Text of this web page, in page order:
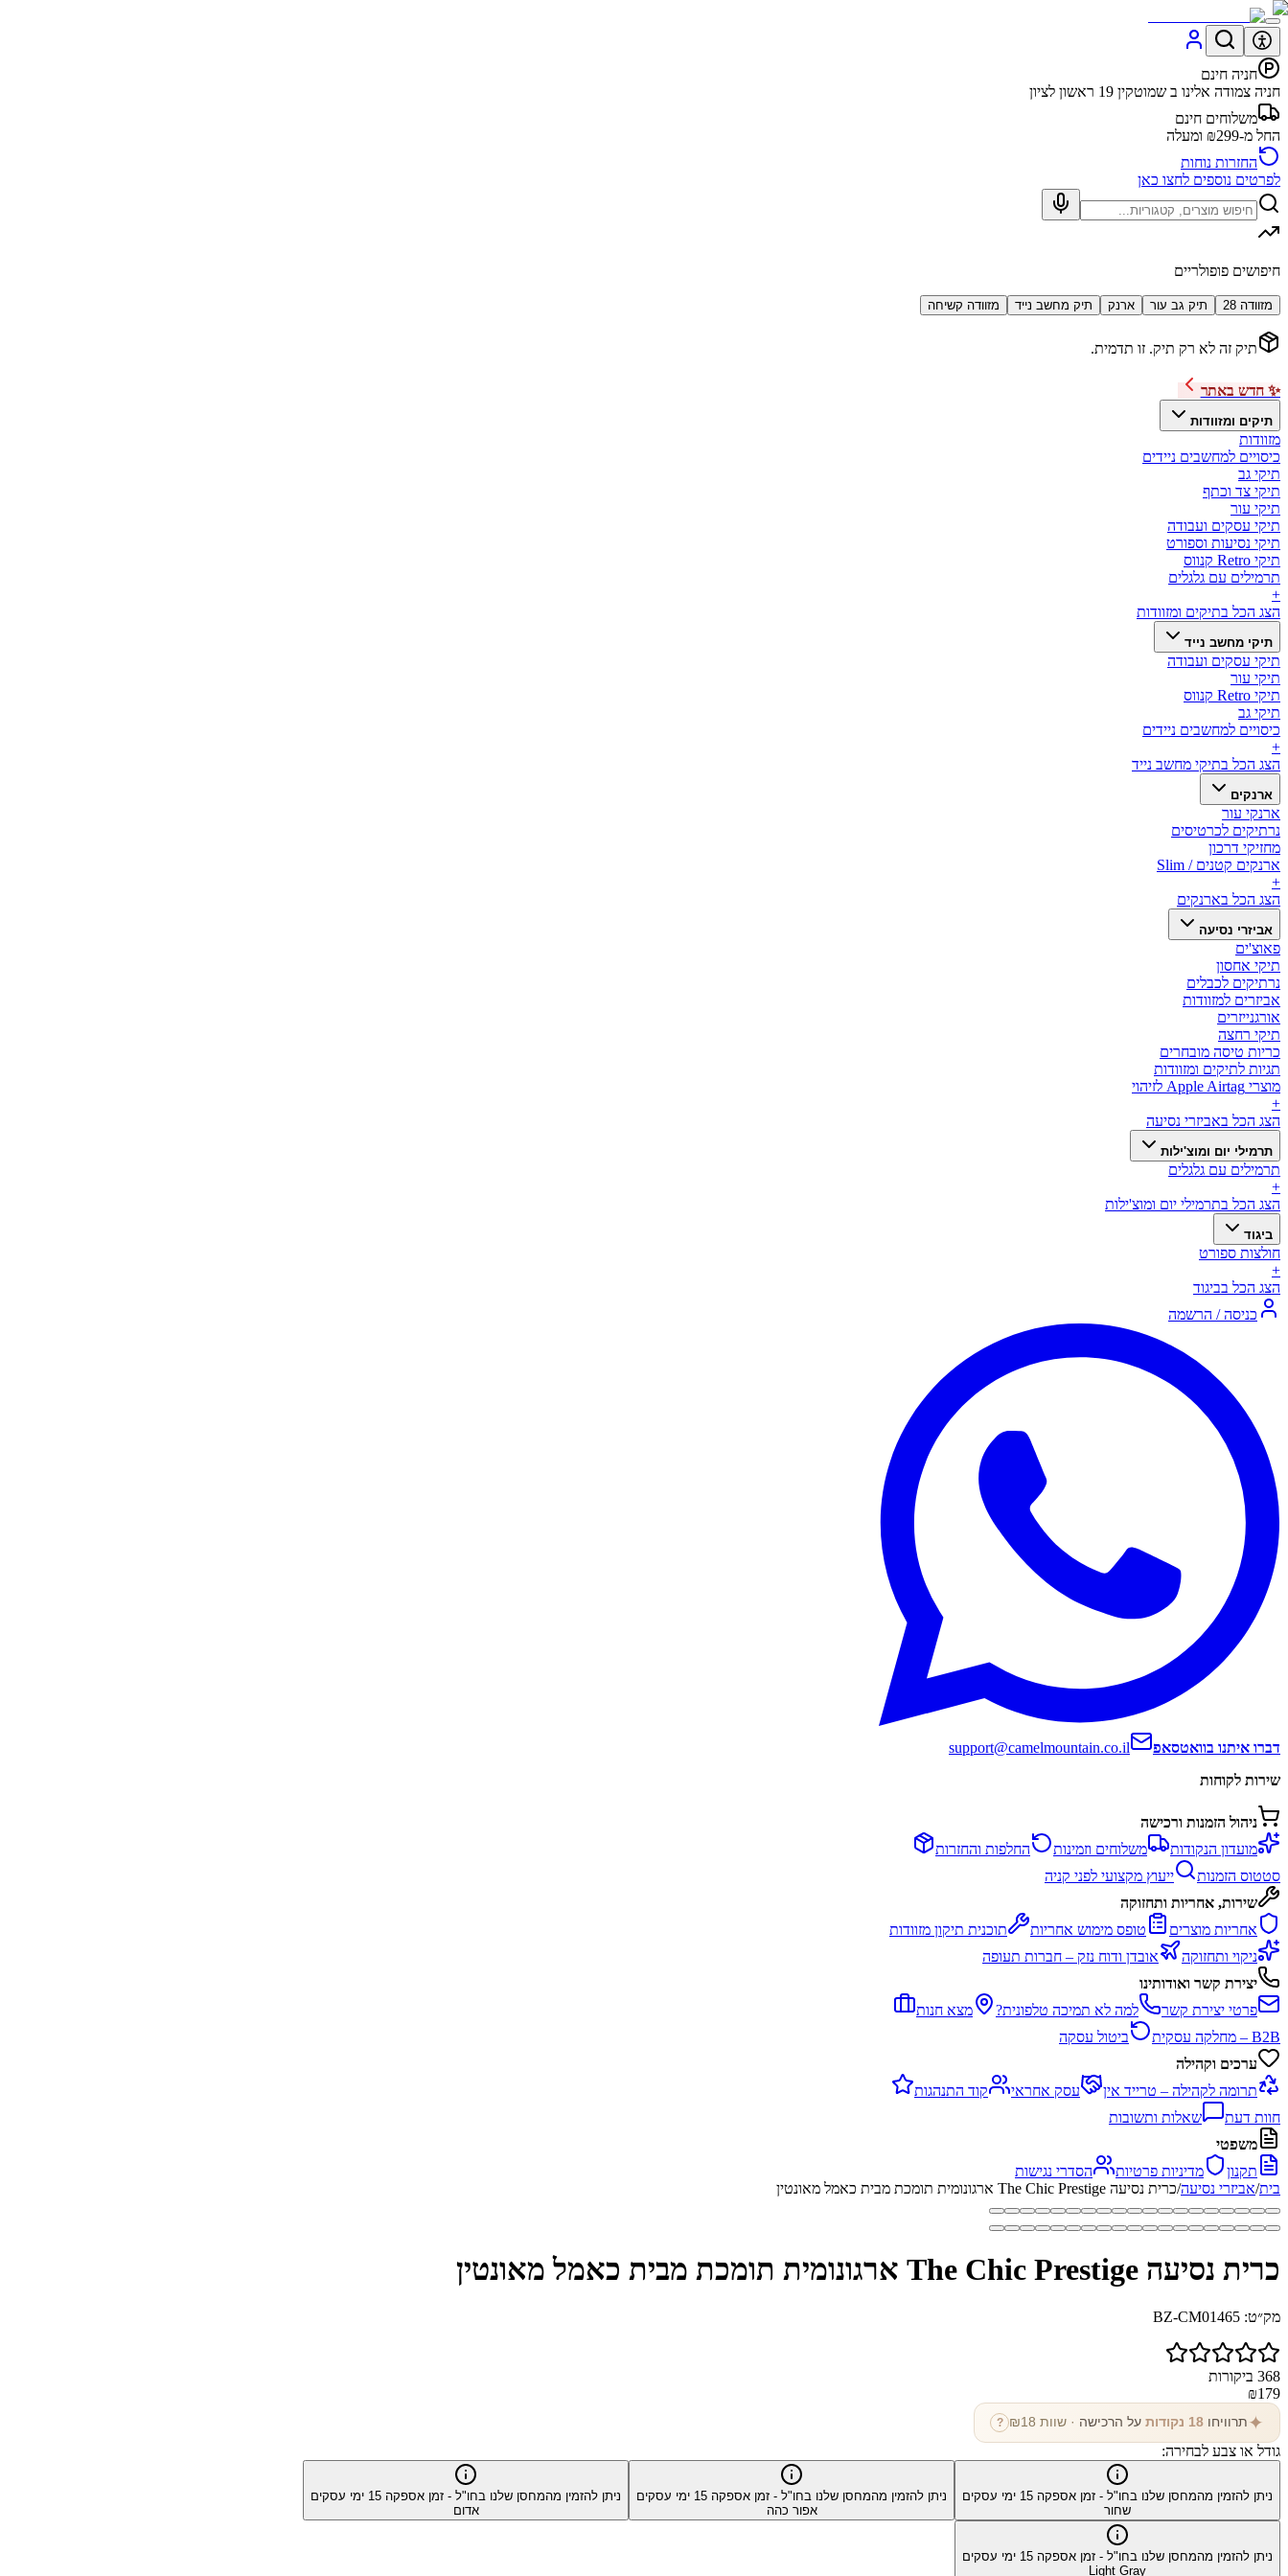
חניה חינם
חניה צמודה אלינו ב שמוטקין 19 ראשון לציון
משלוחים חינם
החל מ-₪299 ומעלה
החזרות נוחות
לפרטים נוספים לחצו כאן
חיפושים פופולריים
מזוודה 28 תיק גב עור ארנק תיק מחשב נייד מזוודה קשיחה
תיק זה לא רק תיק. זו תדמית.
✨ חדש באתר
תיקים ומזוודות
מזוודות
כיסויים למחשבים ניידים
תיקי גב
תיקי צד וכתף
תיקי עור
תיקי עסקים ועבודה
תיקי נסיעות וספורט
תיקי Retro קנווס
תרמילים עם גלגלים
+
הצג הכל בתיקים ומזוודות
תיקי מחשב נייד
תיקי עסקים ועבודה
תיקי עור
תיקי Retro קנווס
תיקי גב
כיסויים למחשבים ניידים
+
הצג הכל בתיקי מחשב נייד
ארנקים
ארנקי עור
נרתיקים לכרטיסים
מחזיקי דרכון
ארנקים קטנים / Slim
+
הצג הכל בארנקים
אביזרי נסיעה
פאוצ'ים
תיקי אחסון
נרתיקים לכבלים
אביזרים למזוודות
אורגנייזרים
תיקי רחצה
כריות טיסה מובחרים
תגיות לתיקים ומזוודות
מוצרי Apple Airtag לזיהוי
+
הצג הכל באביזרי נסיעה
תרמילי יום ומוצ'ילות
תרמילים עם גלגלים
+
הצג הכל בתרמילי יום ומוצ'ילות
ביגוד
חולצות ספורט
+
הצג הכל בביגוד
כניסה / הרשמה
דברו איתנו בוואטסאפ
support@camelmountain.co.il
שירות לקוחות
ניהול הזמנות ורכישה
מועדון הנקודות
משלוחים וזמינות
החלפות והחזרות
סטטוס הזמנות
ייעוץ מקצועי לפני קניה
שירות, אחריות ותחזוקה
אחריות מוצרים
טופס מימוש אחריות
תוכנית תיקון מזוודות
ניקוי ותחזוקה
אובדן ודוח נזק – חברות תעופה
יצירת קשר ואודותינו
פרטי יצירת קשר
למה לא תמיכה טלפונית?
מצא חנות
B2B – מחלקה עסקית
ביטול עסקה
ערכים וקהילה
תרומה לקהילה – טרייד אין
עסק אחראי
קוד התנהגות
חוות דעת
שאלות ותשובות
משפטי
תקנון
מדיניות פרטיות
הסדרי נגישות
בית/אביזרי נסיעה/כרית נסיעה The Chic Prestige ארגונומית תומכת מבית כאמל מאונטין
כרית נסיעה The Chic Prestige ארגונומית תומכת מבית כאמל מאונטין
מק״ט: BZ-CM01465
368 ביקורות
₪179
✦ תרוויחו 18 נקודות על הרכישה · שוות ₪ 18
?
גודל או צבע לבחירה:
ניתן להזמין מהמחסן שלנו בחו"ל - זמן אספקה 15 ימי עסקים
שחור
ניתן להזמין מהמחסן שלנו בחו"ל - זמן אספקה 15 ימי עסקים
אפור כהה
ניתן להזמין מהמחסן שלנו בחו"ל - זמן אספקה 15 ימי עסקים
אדום
ניתן להזמין מהמחסן שלנו בחו"ל - זמן אספקה 15 ימי עסקים
Light Gray